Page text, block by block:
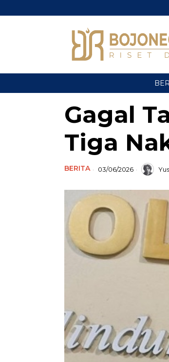
Gagal
Tiga
BERITA 03/06/2026